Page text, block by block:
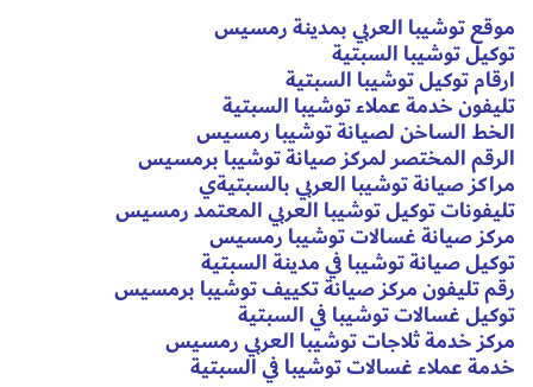
موقع توشيبا العربي بمدينة رمسيس
توكيل توشيبا السبتية
ارقام توكيل توشيبا السبتية
تليفون خدمة عملاء توشيبا السبتية
الخط الساخن لصيانة توشيبا رمسيس
الرقم المختصر لمركز صيانة توشيبا برمسيس
مراكز صيانة توشيبا العربي بالسبتيةي
تليفونات توكيل توشيبا العربي المعتمد رمسيس
مركز صيانة غسالات توشيبا رمسيس
توكيل صيانة توشيبا في مدينة السبتية
رقم تليفون مركز صيانة تكييف توشيبا برمسيس
توكيل غسالات توشيبا في السبتية
مركز خدمة ثلاجات توشيبا العربي رمسيس
خدمة عملاء غسالات توشيبا في السبتية